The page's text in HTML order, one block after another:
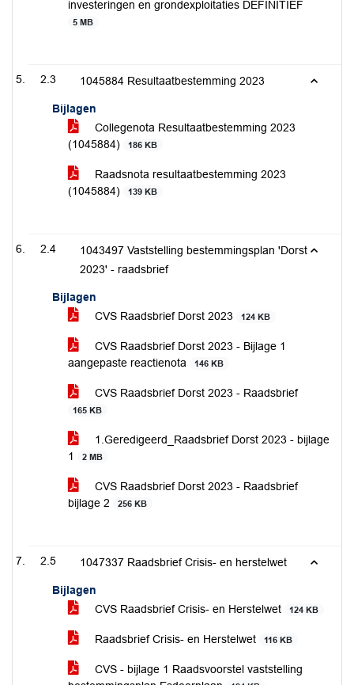
investeringen en grondexploitaties DEFINITIEF
5 MB
2.3 1045884 Resultaatbestemming 2023
Bijlagen
Collegenota Resultaatbestemming 2023
(1045884)
186 KB
Raadsnota resultaatbestemming 2023
(1045884)
139 KB
2.4
1043497 Vaststelling bestemmingsplan 'Dorst
2023' - raadsbrief
Bijlagen
CVS Raadsbrief Dorst 2023
124 KB
CVS Raadsbrief Dorst 2023 - Bijlage 1
aangepaste reactienota
146 KB
CVS Raadsbrief Dorst 2023 - Raadsbrief
165 KB
1.Geredigeerd_Raadsbrief Dorst 2023 - bijlage
1
2 MB
CVS Raadsbrief Dorst 2023 - Raadsbrief
bijlage 2
256 KB
2.5 1047337 Raadsbrief Crisis- en herstelwet
Bijlagen
CVS Raadsbrief Crisis- en Herstelwet
124 KB
Raadsbrief Crisis- en Herstelwet 116 KB
CVS - bijlage 1 Raadsvoorstel vaststelling